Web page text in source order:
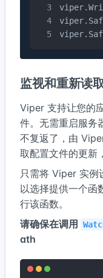
监视和重新读
Viper 支持让您的
件。无需重启服务
不复返了，由
取配置文件的更新
只需将 Viper 实
以选择提供一个函
行该函数。
请确保在调用
ath